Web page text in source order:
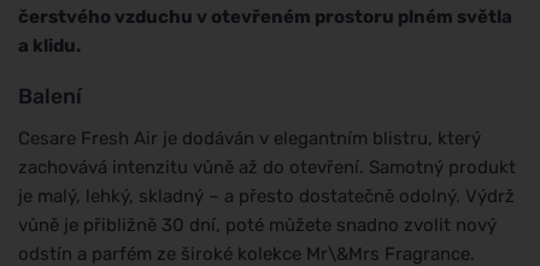
čerstvého vzduchu v otevřeném prostoru plném světla
a klidu.
Balení
Cesare Fresh Air je dodáván v elegantním blistru, který
zachovává intenzitu vůně až do otevření. Samotný produkt
je malý, lehký, skladný – a přesto dostatečně odolný. Výdrž
vůně je přibližně 30 dní, poté můžete snadno zvolit nový
odstín a parfém ze široké kolekce Mr\&Mrs Fragrance.